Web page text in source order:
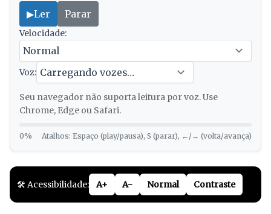
▶Ler Parar
Velocidade:
Voz:
Seu navegador não suporta leitura por voz. Use
Chrome, Edge ou Safari.
0% Atalhos: Espaço (play/pausa), S (parar), ←/→ (volta/avança)
🛠️ Acessibilidade: A+ A- Normal Contraste